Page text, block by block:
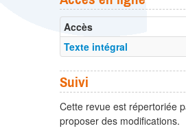
Accès
Texte intégral
Suivi
Cette revue est répertoriée
proposer des modifications.